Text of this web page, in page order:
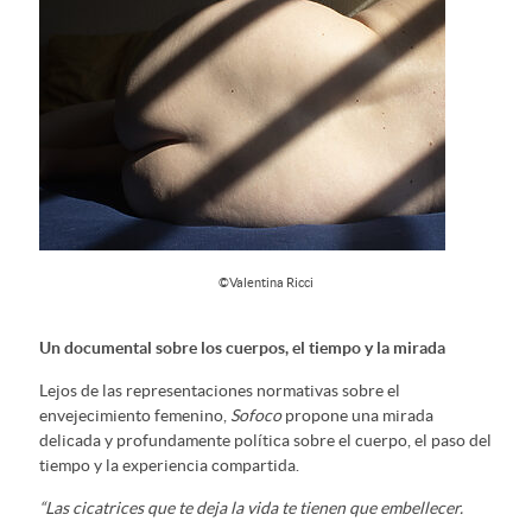
©Valentina Ricci
Un documental sobre los cuerpos, el tiempo y la mirada
Lejos de las representaciones normativas sobre el
envejecimiento femenino, Sofocopropone una mirada
delicada y profundamente política sobre el cuerpo, el paso del
tiempo y la experiencia compartida.
“Las cicatrices que te deja la vida te tienen que embellecer.